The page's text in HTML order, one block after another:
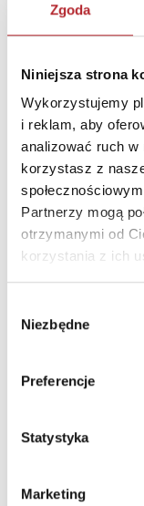
Zgoda
Niniejsza strona
Wykorzystujemy
i reklam, aby
analizować ruch
korzystasz z
Partnerzy mogą
otrzymanymi od
korzystania z ich
zgody
Niezbędne
Preferencje
Statystyka
Marketing
E-mail
INNI KLIENCI
Tactic Games